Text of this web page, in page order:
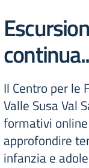
Il Centro per le
Valle Susa Val
formativi
approfondire
infanzia e